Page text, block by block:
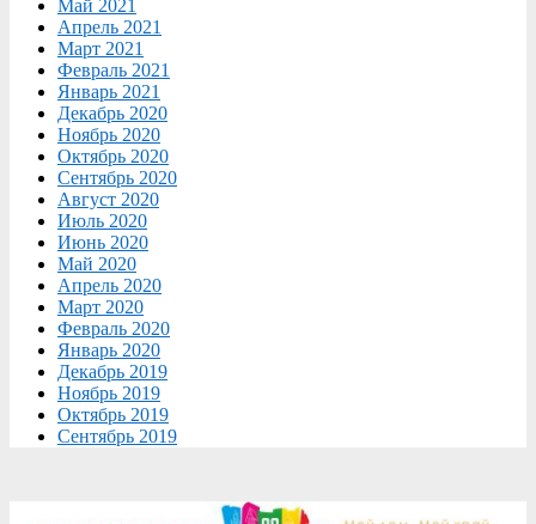
Май 2021
Апрель 2021
Март 2021
Февраль 2021
Январь 2021
Декабрь 2020
Ноябрь 2020
Октябрь 2020
Сентябрь 2020
Август 2020
Июль 2020
Июнь 2020
Май 2020
Апрель 2020
Март 2020
Февраль 2020
Январь 2020
Декабрь 2019
Ноябрь 2019
Октябрь 2019
Сентябрь 2019